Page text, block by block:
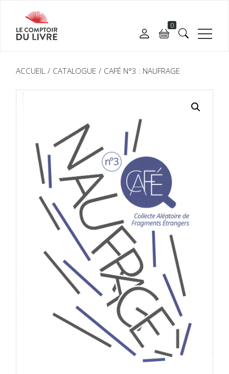
0
ACCUEIL CATALOGUE CAFÉ N°3 : NAUFRAGE